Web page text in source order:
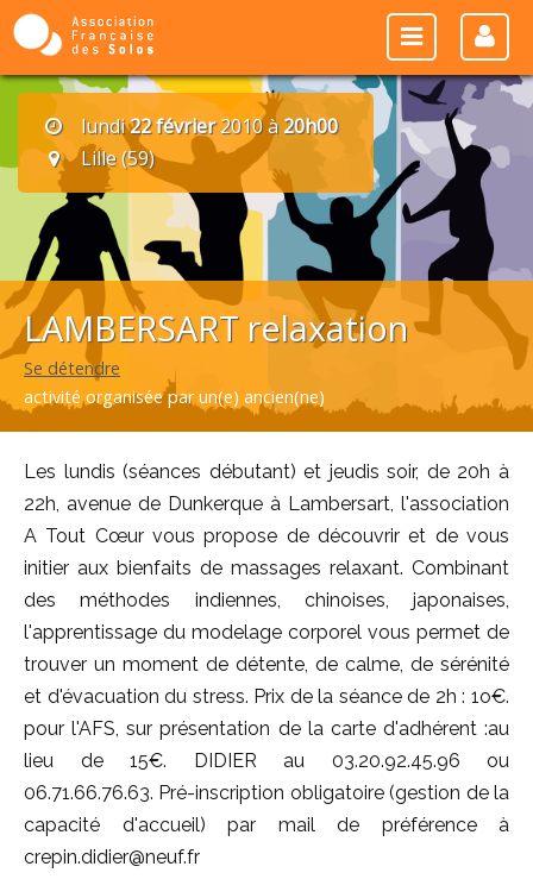
lundi22 février2010 à20h00
Lille (59)
LAMBERSART relaxation
Se détendre
activité organisée par un(e) ancien(ne)
Les lundis (séances débutant) et jeudis soir, de 20h à
22h, avenue de Dunkerque à Lambersart, l'association
A Tout Cœur vous propose de découvrir et de vous
initier aux bienfaits de massages relaxant. Combinant
des méthodes indiennes, chinoises, japonaises,
l'apprentissage du modelage corporel vous permet de
trouver un moment de détente, de calme, de sérénité
et d'évacuation du stress. Prix de la séance de 2h : 1o€.
pour l'AFS, sur présentation de la carte d'adhérent :au
lieu de 15€. DIDIER au 03.20.92.45.96 ou
06.71.66.76.63. Pré-inscription obligatoire (gestion de la
capacité d'accueil) par mail de préférence à
crepin.didier@neuf.fr